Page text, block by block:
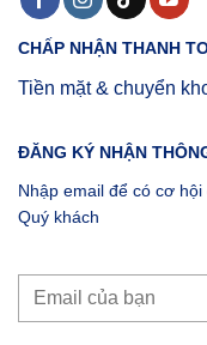
CHẤP NHẬN THANH
Tiền mặt & chuyển
ĐĂNG KÝ NHẬN
Nhập email để có cơ
Quý khách